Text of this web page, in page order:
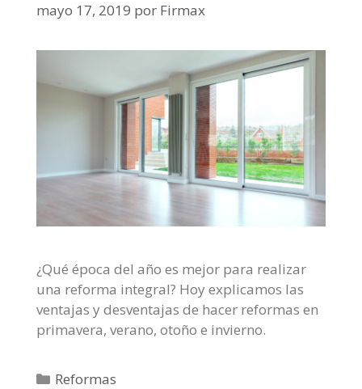
í
mayo 17, 2019 por Firmax
¿Qué época del año es mejor para realizar
una reforma integral? Hoy explicamos las
ventajas y desventajas de hacer reformas en
primavera, verano, otoño e invierno.
C
Reformas